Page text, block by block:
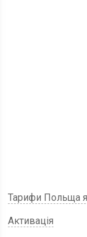
Тарифи Польща
Активація